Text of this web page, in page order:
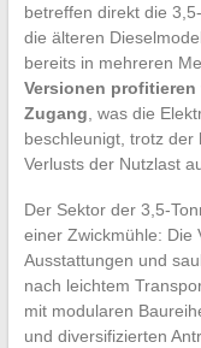
betreffen direkt die
die älteren
bereits in mehreren
Versionen
Zugang , was die
beschleunigt, trotz der
Verlusts der Nutzlast
Der Sektor der 3,5-
einer Zwickmühle: Die
Ausstattungen und
nach leichtem
mit modularen
und diversifizierten